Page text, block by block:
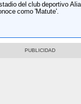
del club deportivo
como 'Matute'.